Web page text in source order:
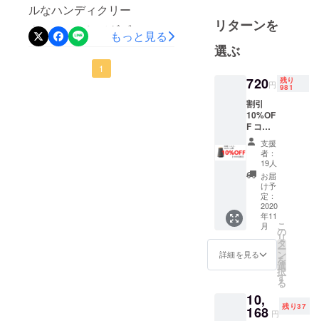
すと幸いです。
ルなハンディクリー
ナー！」としてギズモード
に掲載されました！ワン
ルームマンションで大きな
もっと見る
1
として設立
品開発を行
いながら、
あったらい
いなと思え
る商品を
お届けして
おります。
精一杯プロ
ジェクトに
取り組んで
参りますの
で、
興味を持っ
リターンを
選ぶ
720円 残り
981
割引
10%OF
F コー
ス 定価
800円
→ 720
円
（税・
送料
込） 配
送時
期：
2020年
11月予
定 【内
容】 ■
フィル
ター × 1
支援
者：
19人
お届
け予
定：
2020
年11
月
詳細を見る
こ
の
リ
タ
ー
ン
を
選
択
す
る
10,
168 円
残り37